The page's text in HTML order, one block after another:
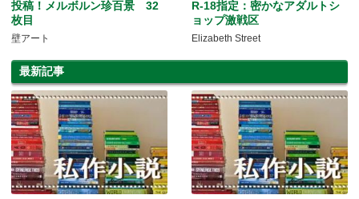
投稿！メルボルン珍百景 32
枚目
壁アート
R-18指定：密かなアダルトシ
ョップ激戦区
Elizabeth Street
最新記事